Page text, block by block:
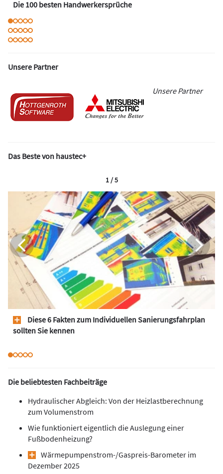
Die 100 besten Handwerkersprüche
Unsere Partner
Unsere Partner
Das Beste von haustec+
Diese 6 Fakten zum Individuellen Sanierungsfahrplan
sollten Sie kennen
1 / 5
Die beliebtesten Fachbeiträge
Hydraulischer Abgleich: Von der Heizlastberechnung
zum Volumenstrom
Wie funktioniert eigentlich die Auslegung einer
Fußbodenheizung?
Wärmepumpen­strom-/Gas­preis­-Baro­meter im
Dezember 2025